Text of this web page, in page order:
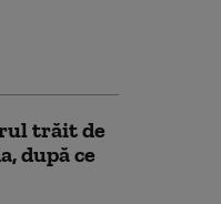
trăit de
după ce